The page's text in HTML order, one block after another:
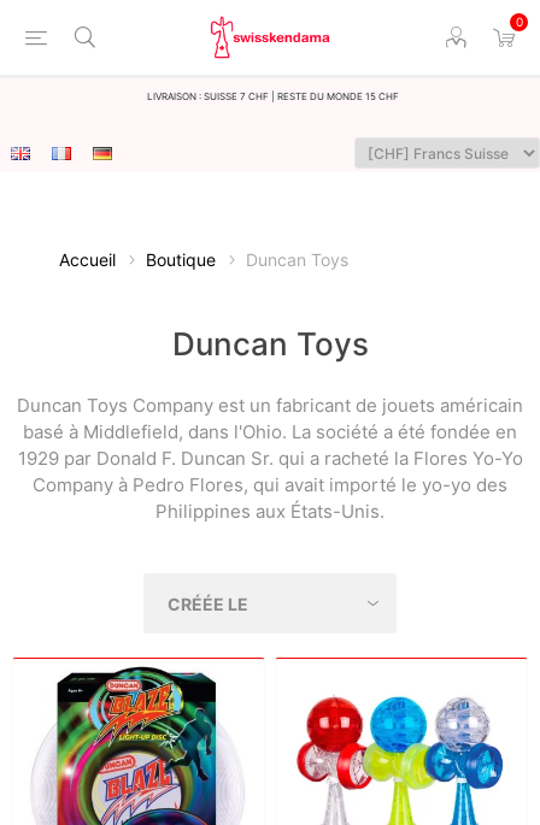
0
LIvraison : Suisse 7 CHF | Reste du monde 15 CHF
Accueil Boutique Duncan Toys
Duncan Toys
Duncan Toys Company est un fabricant de jouets américain
basé à Middlefield, dans l'Ohio. La société a été fondée en
1929 par Donald F. Duncan Sr. qui a racheté la Flores Yo-Yo
Company à Pedro Flores, qui avait importé le yo-yo des
Philippines aux États-Unis.